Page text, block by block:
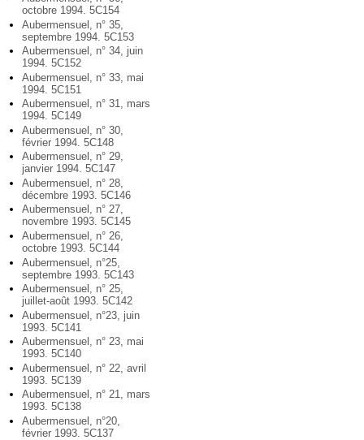
octobre 1994. 5C154
Aubermensuel, n° 35,
septembre 1994. 5C153
Aubermensuel, n° 34, juin
1994. 5C152
Aubermensuel, n° 33, mai
1994. 5C151
Aubermensuel, n° 31, mars
1994. 5C149
Aubermensuel, n° 30,
février 1994. 5C148
Aubermensuel, n° 29,
janvier 1994. 5C147
Aubermensuel, n° 28,
décembre 1993. 5C146
Aubermensuel, n° 27,
novembre 1993. 5C145
Aubermensuel, n° 26,
octobre 1993. 5C144
Aubermensuel, n°25,
septembre 1993. 5C143
Aubermensuel, n° 25,
juillet-août 1993. 5C142
Aubermensuel, n°23, juin
1993. 5C141
Aubermensuel, n° 23, mai
1993. 5C140
Aubermensuel, n° 22, avril
1993. 5C139
Aubermensuel, n° 21, mars
1993. 5C138
Aubermensuel, n°20,
février 1993. 5C137